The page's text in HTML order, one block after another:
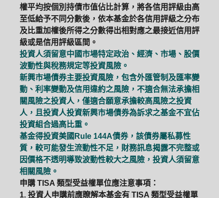
權平均按個別持債市值佔比計算，將各信用評級由高
至低給予不同分數後，依本基金於各信用評級之分布
及比重加權後所得之分數得出相對應之最接近信用評
級或是信用評級區間。
投資人須留意中國市場特定政治、經濟、市場、股價
波動性與稅務規定等投資風險。
新興市場債券主要投資風險，包含外匯管制及匯率變
動、利率變動及信用違約之風險，不適合無法承擔相
關風險之投資人，僅適合願意承擔較高風險之投資
人，且投資人投資新興市場債券為訴求之基金不宜佔
投資組合過高比重。
基金得投資美國Rule 144A債券，該債券屬私募性
質，較可能發生流動性不足，財務訊息揭露不完整或
因價格不透明導致波動性較大之風險，投資人須留意
相關風險。
申購 TISA 類型受益權單位應注意事項：
1. 投資人申購前應瞭解本基金有 TISA 類型受益權單